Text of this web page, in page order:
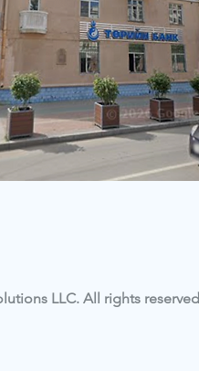
LLC. All rights reserved